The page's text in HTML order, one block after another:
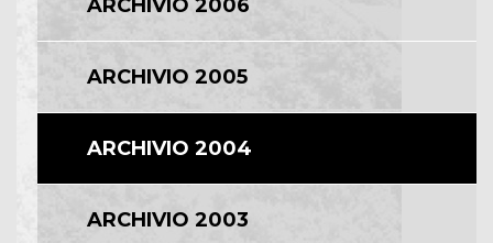
ARCHIVIO 2006
ARCHIVIO 2005
ARCHIVIO 2004
ARCHIVIO 2003